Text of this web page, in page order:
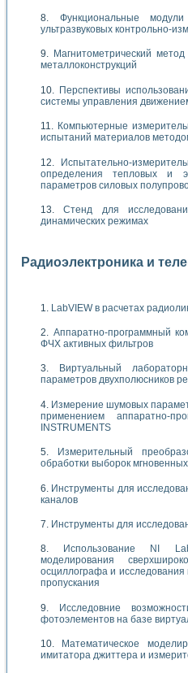
Функциональные
ультразвуковых контрольно-
Магнитометрический
металлоконструкций
Перспективы
системы управления
Компьютерные
испытаний материалов
Испытательно-
определения тепловых и
параметров силовых
Стенд для
динамических режимах
Радиоэлектроника и
LabVIEW в расчетах
Аппаратно-программный
ФЧХ активных фильтров
Виртуальный
параметров двухполюсников
Измерение шумовых
применением аппаратно-
INSTRUMENTS
Измерительный
обработки выборок
Инструменты для
каналов
Инструменты для
Использование NI
моделирования
осциллографа и
пропускания
Исследовние
фотоэлементов на базе
Математическое
имитатора джиттера и